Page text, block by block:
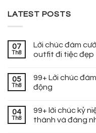
LATEST POSTS
07
Th8
Lời chúc đám
outfit đi tiệc đẹp
05
Th8
99+ Lời chúc
động
04
Th8
99+ lời chúc kỷ
thành và đáng